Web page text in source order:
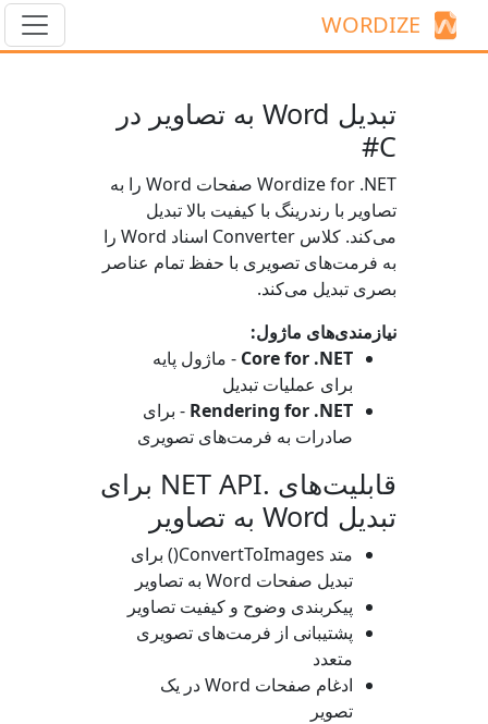
WORDIZE
تبدیل Word به تصاویر در
C#
Wordize for .NET صفحات Word را به
تصاویر با رندرینگ با کیفیت بالا تبدیل
می‌کند. کلاس Converter
اسناد Word را
به فرمت‌های تصویری با حفظ تمام عناصر
بصری تبدیل می‌کند.
نیازمندی‌های ماژول:
Core for .NET - ماژول پایه
برای عملیات تبدیل
Rendering for .NET - برای
صادرات به فرمت‌های تصویری
قابلیت‌های .NET API برای
تبدیل Word به تصاویر
متد ConvertToImages()
برای
تبدیل صفحات Word به تصاویر
پیکربندی وضوح و کیفیت تصاویر
پشتیبانی از فرمت‌های تصویری
متعدد
ادغام صفحات Word در یک
تصویر